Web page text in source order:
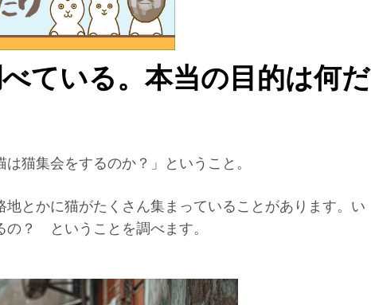
ている。本当の目的は何だ
猫集会をするのか？」ということ。
とかに猫がたくさん集まっていることがあります。い
の？ ということを調べます。